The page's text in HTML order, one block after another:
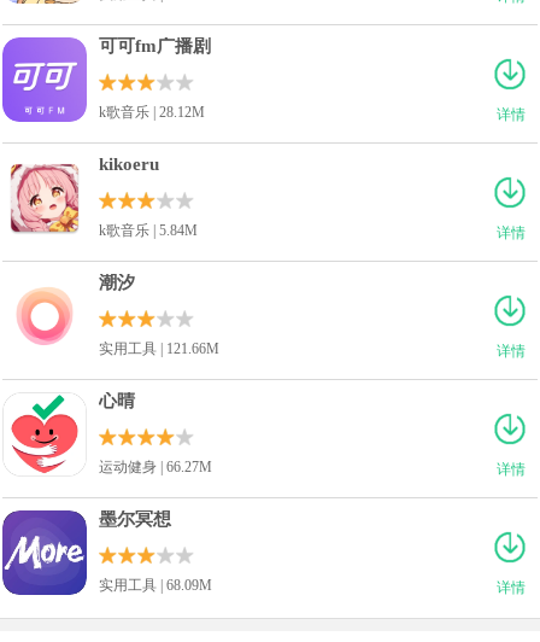
详情
可可fm广播剧
k歌音乐 | 28.12M
详情
kikoeru
k歌音乐 | 5.84M
详情
潮汐
实用工具 | 121.66M
详情
心晴
运动健身 | 66.27M
详情
墨尔冥想
实用工具 | 68.09M